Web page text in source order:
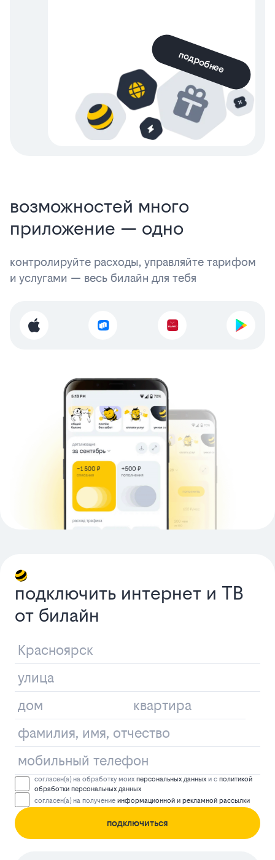
подробнее
возможностей много
приложение — одно
контролируйте расходы, управляйте тарифом
и услугами — весь билайн для тебя
подключить интернет и ТВ
от билайн
согласен(а) на обработку моих персональных данных и с политикой
обработки персональных данных
согласен(а) на получение информационной и рекламной рассылки
подключиться